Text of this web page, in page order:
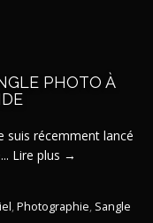
PHOTO À
suis récemment lancé
Lire plus →
,Photographie, Sangle